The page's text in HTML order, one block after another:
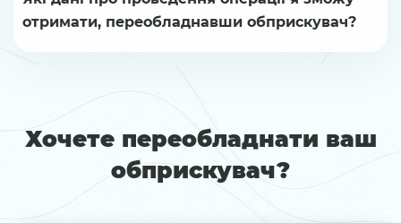
отримати, переобладнавши обприскувач?
Хочете переобладнати ваш
обприскувач?